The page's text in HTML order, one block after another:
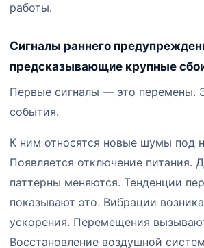
работы.
Сигналы раннего
предсказывающие крупные
Первые сигналы — это перемены.
события.
К ним относятся новые шумы под
Появляется отключение питания.
паттерны меняются. Тенденции
показывают это. Вибрации
ускорения. Перемещения
Восстановление воздушной